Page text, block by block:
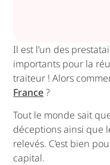
Il est l’un des
importants pour la
traiteur ! Alors
France?
Tout le monde sait
déceptions ainsi que
relevés. C’est bien
capital.